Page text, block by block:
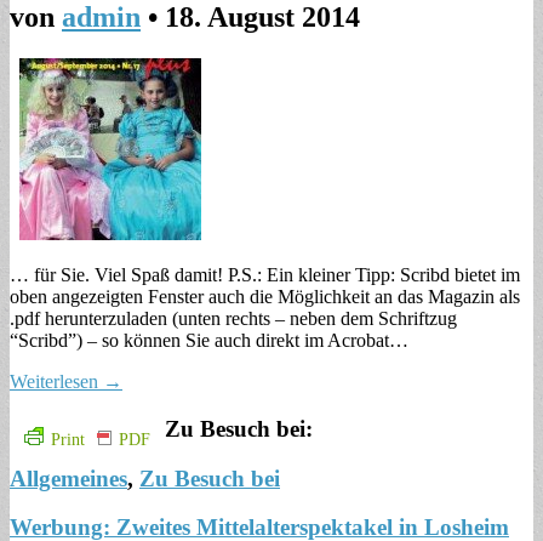
von admin • 18. August 2014
… für Sie. Viel Spaß damit! P.S.: Ein kleiner Tipp: Scribd bietet im
oben angezeigten Fenster auch die Möglichkeit an das Magazin als
.pdf herunterzuladen (unten rechts – neben dem Schriftzug
“Scribd”) – so können Sie auch direkt im Acrobat…
Weiterlesen →
Print PDF
Zu Besuch bei:
Allgemeines, Zu Besuch bei
Werbung: Zweites Mittelalterspektakel in Losheim